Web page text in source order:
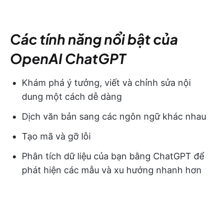
Các tính năng nổi bật của
OpenAI ChatGPT
Khám phá ý tưởng, viết và chỉnh sửa nội
dung một cách dễ dàng
Dịch văn bản sang các ngôn ngữ khác nhau
Tạo mã và gỡ lỗi
Phân tích dữ liệu của bạn bằng ChatGPT để
phát hiện các mẫu và xu hướng nhanh hơn